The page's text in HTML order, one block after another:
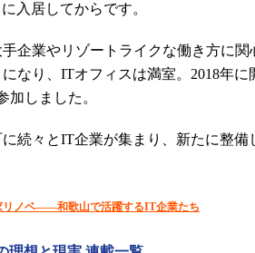
入居してからです。
企業やリゾートライクな働き方に関
なり、ITオフィスは満室。2018年
加しました。
続々とIT企業が集まり、新たに整備
リノベ――和歌山で活躍するIT企業たち